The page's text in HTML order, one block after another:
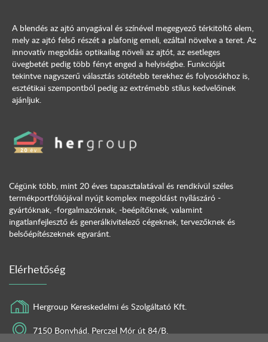
A blendés az ajtó anyagával és színével megegyező térkitöltő elem,
mely az ajtó felső részét a plafonig emeli, ezáltal növelve a teret. Az
innovatív megoldás optikailag növeli az ajtót, az esetleges
üvegbetét pedig több fényt enged a helyiségbe. Funkcióját
tekintve nagyszerű választás sötétebb terekhez és folyosókhoz is,
esztétikai szempontból pedig az extrémebb stílus kedvelőinek
ajánljuk.
Cégünk több, mint 20 éves tapasztalatával és rendkívül széles
termékportfóliójával nyújt komplex megoldást nyílászáró -
gyártóknak, -forgalmazóknak, -beépítőknek, valamint
ingatlanfejlesztő és generálkivitelező cégeknek, tervezőknek és
belsőépítészeknek egyaránt.
Elérhetőség
Hergroup Kereskedelmi és Szolgáltató Kft.
7150 Bonyhád, Perczel Mór út 84/B.